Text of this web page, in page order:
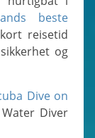
beste
reisetid
og
Dive on
Diver